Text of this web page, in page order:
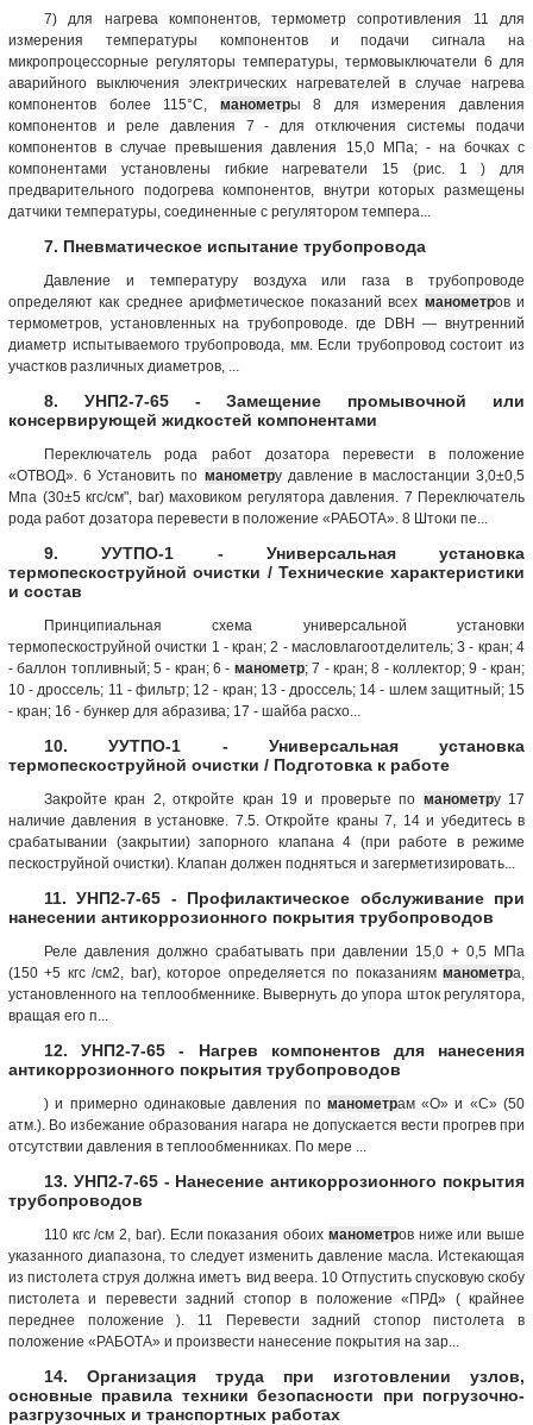
7) для нагрева компонентов, термометр сопротивления 11 для
измерения температуры компонентов и подачи сигнала на
микропроцессорные регуляторы температуры, термовыключатели 6 для
аварийного выключения электрических нагревателей в случае нагрева
компонентов более 115°С, манометры 8 для измерения давления
компонентов и реле давления 7 - для отключения системы подачи
компонентов в случае превышения давления 15,0 МПа; - на бочках с
компонентами установлены гибкие нагреватели 15 (рис. 1 ) для
предварительного подогрева компонентов, внутри которых размещены
датчики температуры, соединенные с регулятором темпера...
7. Пневматическое испытание трубопровода
Давление и температуру воздуха или газа в трубопроводе
определяют как среднее арифметическое показаний всех манометров и
термометров, установленных на трубопроводе. где DBH — внутренний
диаметр испытываемого трубопровода, мм. Если трубопровод состоит из
участков различных диаметров, ...
8. УНП2-7-65 - Замещение промывочной или
консервирующей жидкостей компонентами
Переключатель рода работ дозатора перевести в положение
«ОТВОД». 6 Установить по манометру давление в маслостанции 3,0±0,5
Мпа (30±5 кгс/см", bar) маховиком регулятора давления. 7 Переключатель
рода работ дозатора перевести в положение «РАБОТА». 8 Штоки пе...
9. УУТПО-1 - Универсальная установка
термопескоструйной очистки / Технические характеристики
и состав
Принципиальная схема универсальной установки
термопескоструйной очистки 1 - кран; 2 - масловлагоотделитель; 3 - кран; 4
- баллон топливный; 5 - кран; 6 - манометр; 7 - кран; 8 - коллектор; 9 - кран;
10 - дроссель; 11 - фильтр; 12 - кран; 13 - дроссель; 14 - шлем защитный; 15
- кран; 16 - бункер для абразива; 17 - шайба расхо...
10. УУТПО-1 - Универсальная установка
термопескоструйной очистки / Подготовка к работе
Закройте кран 2, откройте кран 19 и проверьте по манометру 17
наличие давления в установке. 7.5. Откройте краны 7, 14 и убедитесь в
срабатывании (закрытии) запорного клапана 4 (при работе в режиме
пескоструйной очистки). Клапан должен подняться и загерметизировать...
11. УНП2-7-65 - Профилактическое обслуживание при
нанесении антикоррозионного покрытия трубопроводов
Реле давления должно срабатывать при давлении 15,0 + 0,5 МПа
(150 +5 кгс /см2, bar), которое определяется по показаниям манометра,
установленного на теплообменнике. Вывернуть до упора шток регулятора,
вращая его п...
12. УНП2-7-65 - Нагрев компонентов для нанесения
антикоррозионного покрытия трубопроводов
) и примерно одинаковые давления по манометрам «О» и «С» (50
атм.). Во избежание образования нагара не допускается вести прогрев при
отсутствии давления в теплообменниках. По мере ...
13. УНП2-7-65 - Нанесение антикоррозионного покрытия
трубопроводов
110 кгс /см 2, bar). Если показания обоих манометров ниже или выше
указанного диапазона, то следует изменить давление масла. Истекающая
из пистолета струя должна иметъ вид веера. 10 Отпустить спусковую скобу
пистолета и перевести задний стопор в положение «ПРД» ( крайнее
переднее положение ). 11 Перевести задний стопор пистолета в
положение «РАБОТА» и произвести нанесение покрытия на зар...
14. Организация труда при изготовлении узлов,
основные правила техники безопасности при погрузочно-
разгрузочных и транспортных работах